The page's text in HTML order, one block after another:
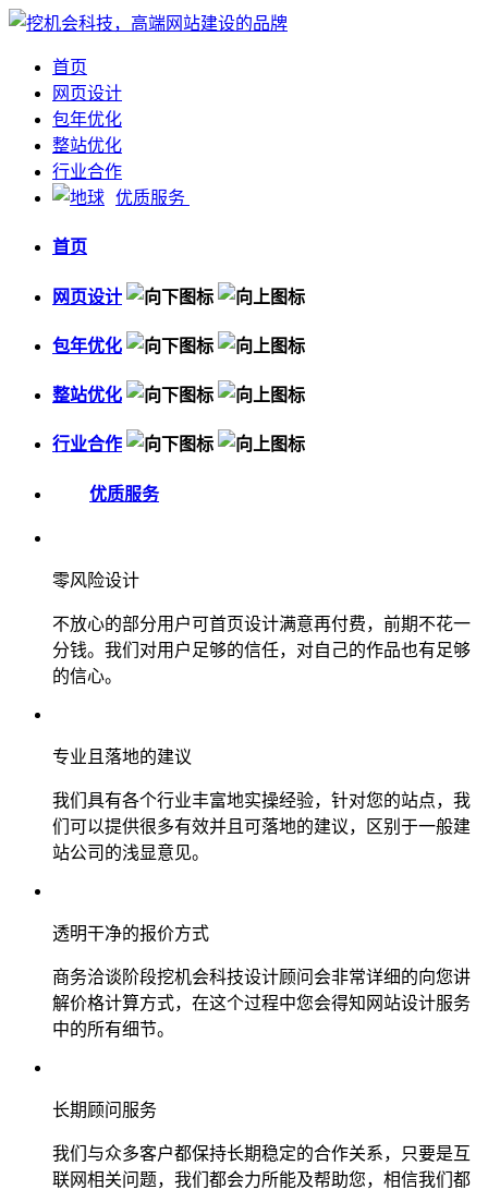
首页
网页设计
包年优化
整站优化
行业合作
优质服务
首页
网页设计
包年优化
整站优化
行业合作
优质服务
零风险设计
不放心的部分用户可首页设计满意再付费，前期不花一
分钱。我们对用户足够的信任，对自己的作品也有足够
的信心。
专业且落地的建议
我们具有各个行业丰富地实操经验，针对您的站点，我
们可以提供很多有效并且可落地的建议，区别于一般建
站公司的浅显意见。
透明干净的报价方式
商务洽谈阶段挖机会科技设计顾问会非常详细的向您讲
解价格计算方式，在这个过程中您会得知网站设计服务
中的所有细节。
长期顾问服务
我们与众多客户都保持长期稳定的合作关系，只要是互
联网相关问题，我们都会力所能及帮助您，相信我们都